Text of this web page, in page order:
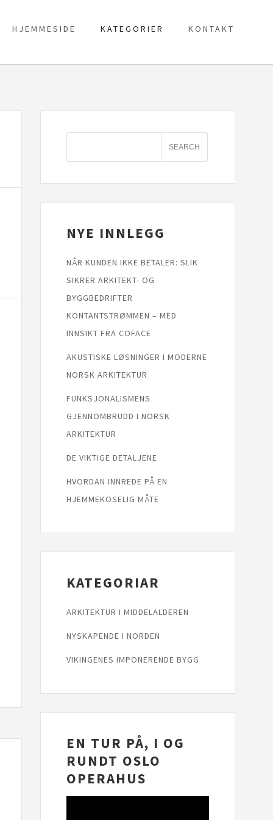
HJEMMESIDE KATEGORIER KONTAKT
NYE INNLEGG
NÅR KUNDEN IKKE BETALER: SLIK
SIKRER ARKITEKT- OG
BYGGBEDRIFTER
KONTANTSTRØMMEN – MED
INNSIKT FRA COFACE
AKUSTISKE LØSNINGER I MODERNE
NORSK ARKITEKTUR
FUNKSJONALISMENS
GJENNOMBRUDD I NORSK
ARKITEKTUR
DE VIKTIGE DETALJENE
HVORDAN INNREDE PÅ EN
HJEMMEKOSELIG MÅTE
KATEGORIAR
ARKITEKTUR I MIDDELALDEREN
NYSKAPENDE I NORDEN
VIKINGENES IMPONERENDE BYGG
EN TUR PÅ, I OG
RUNDT OSLO
OPERAHUS